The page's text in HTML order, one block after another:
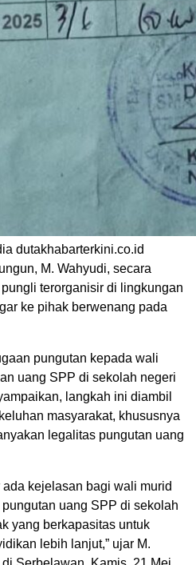
dutakhabarterkini.co.id
M. Wahyudi, secara
terorganisir di lingkungan
ke pihak berwenang pada
pungutan kepada wali
uang SPP di sekolah negeri
langkah ini diambil
masyarakat, khususnya
legalitas pungutan uang
kejelasan bagi wali murid
uang SPP di sekolah
yang berkapasitas untuk
lebih lanjut,” ujar M.